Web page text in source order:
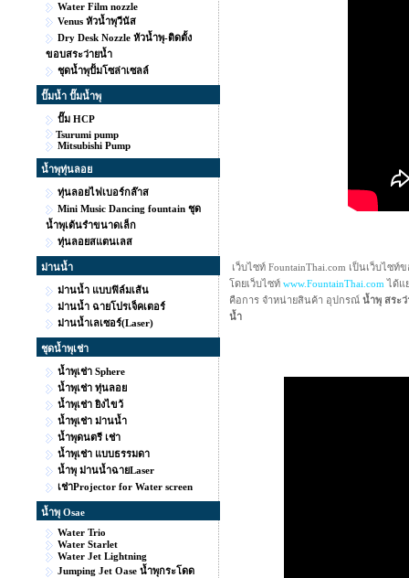
Water Film nozzle
Venus หัวน้ำพุวีนัส
Dry Desk Nozzle หัวน้ำพุ-ติดตั้ง
ขอบสระว่ายน้ำ
ชุดน้ำพุปั้มโซล่าเซลล์
ปั๊มน้ำ ปั๊มน้ำพุ
ปั๊ม HCP
Tsurumi pump
Mitsubishi Pump
น้ำพุทุ่นลอย
ทุ่นลอยไฟเบอร์กล๊าส
Mini Music Dancing fountain ชุด
น้ำพุเต้นรำขนาดเล็ก
ทุ่นลอยสแตนเลส
ม่านน้ำ
ม่านน้ำ แบบฟิล์มเส้น
ม่านน้ำ ฉายโปรเจ็คเตอร์
ม่านน้ำเลเซอร์(Laser)
ชุดน้ำพุเช่า
น้ำพุเช่า Sphere
น้ำพุเช่า ทุ่นลอย
น้ำพุเช่า ยิงไขว้
น้ำพุเช่า ม่านน้ำ
น้ำพุดนตรี เช่า
น้ำพุเช่า แบบธรรมดา
น้ำพุ ม่านน้ำฉายLaser
เช่าProjector for Water screen
น้ำพุ Osae
Water Trio
Water Starlet
Water Jet Lightning
Jumping Jet Oase น้ำพุกระโดด
เว็บไซท์ FountainThai.com เป็นเว็บไซ
โดยเว็บไซท์ www.FountainThai.com ได้แ
คือการ จำหน่ายสินค้า อุปกรณ์ น้ำพุ สระ
น้ำ